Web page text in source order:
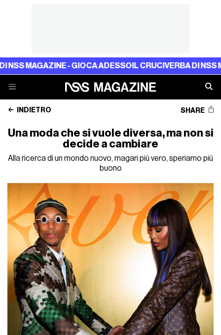
- GIOCA ADESSOIL CRUCIVERBA DI NSS
INDIETRO SHARE
Una moda che si vuole diversa, ma non si
decide a cambiare
Alla ricerca di un mondo nuovo, magari più vero, speriamo più
buono